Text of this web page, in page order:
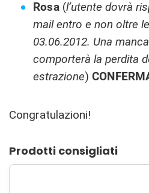
Rosa(l’utente dovrà
mail entro e non oltre
03.06.2012. Una
comporterà la perdita
estrazione)
Congratulazioni!
Prodotti consigliati